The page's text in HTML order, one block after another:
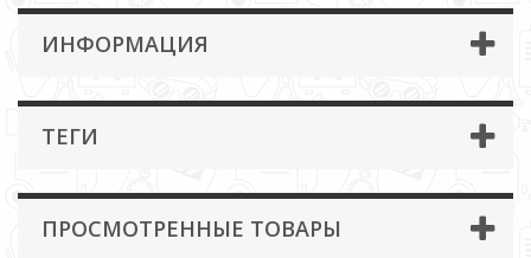
ИНФОРМАЦИЯ
ТЕГИ
ПРОСМОТРЕННЫЕ ТОВАРЫ